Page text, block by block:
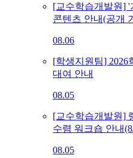
[교수학습개발원] '
콘텐츠 안내(공개
08.06
[학생지원팀] 2026
대여 안내
08.05
[교수학습개발원]
수렴 워크숍 안내
08.05